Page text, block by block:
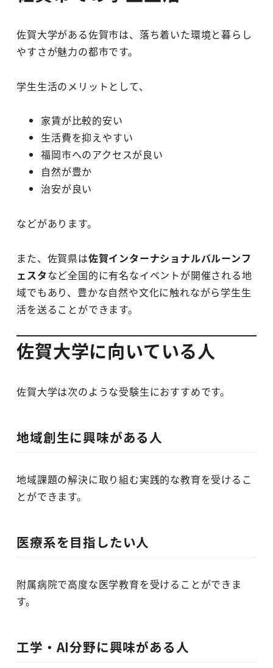
佐賀大学がある佐賀市は、落ち着いた環境と暮らし
やすさが魅力の都市です。
学生生活のメリットとして、
家賃が比較的安い
生活費を抑えやすい
福岡市へのアクセスが良い
自然が豊か
治安が良い
などがあります。
また、佐賀県は佐賀インターナショナルバルーンフ
ェスタなど全国的に有名なイベントが開催される地
域でもあり、豊かな自然や文化に触れながら学生生
活を送ることができます。
佐賀大学に向いている人
佐賀大学は次のような受験生におすすめです。
地域創生に興味がある人
地域課題の解決に取り組む実践的な教育を受けるこ
とができます。
医療系を目指したい人
附属病院で高度な医学教育を受けることができま
す。
工学・AI分野に興味がある人